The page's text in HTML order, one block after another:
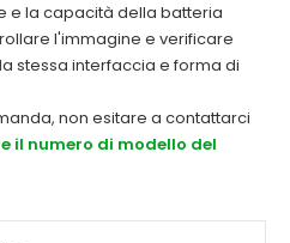
e la capacità della batteria
l'immagine e verificare
stessa interfaccia e forma di
non esitare a contattarci
il numero di modello del